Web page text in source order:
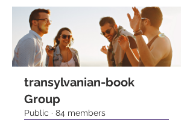
transylvanian-book
Group
Public · 84 members